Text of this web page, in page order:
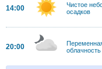
14:00
Чистое
осадков
20:00
облачность